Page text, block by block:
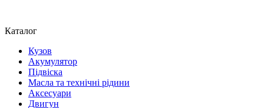
Каталог
Кузов
Акумулятор
Підвіска
Масла та технічні рідини
Аксесуари
Двигун